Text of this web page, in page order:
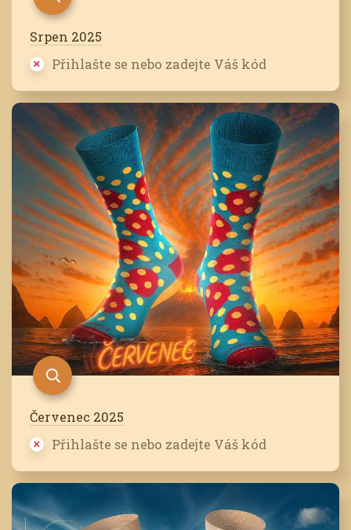
Srpen 2025
Přihlašte se nebo zadejte Váš kód
Červenec 2025
Přihlašte se nebo zadejte Váš kód